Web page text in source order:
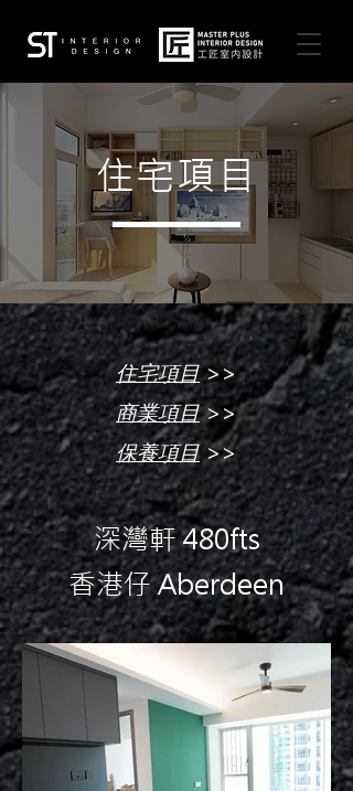
住宅項目
住宅項目>>
商業項目>>
保養項目>>
深灣軒 480fts
香港仔 Aberdeen